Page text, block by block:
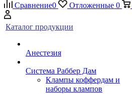
Сравнение0 Отложенные 0
Каталог продукции
Анестезия
Система Раббер Дам
Клампы коффердам и
наборы клампов